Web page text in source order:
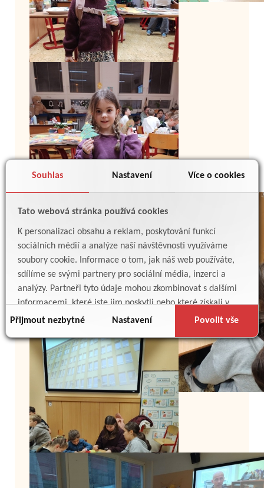
Souhlas Nastavení Více o cookies
Tato webová stránka používá cookies
K personalizaci obsahu a reklam, poskytování funkcí
sociálních médií a analýze naší návštěvnosti využíváme
soubory cookie. Informace o tom, jak náš web používáte,
sdílíme se svými partnery pro sociální média, inzerci a
analýzy. Partneři tyto údaje mohou zkombinovat s dalšími
informacemi, které jste jim poskytli nebo které získali v
důsledku toho, že používáte jejich služby.
Přijmout nezbytné Nastavení Povolit vše